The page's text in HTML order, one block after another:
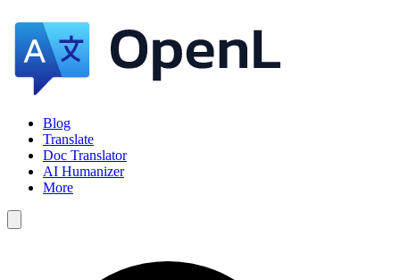
Blog
Translate
Doc Translator
AI Humanizer
More